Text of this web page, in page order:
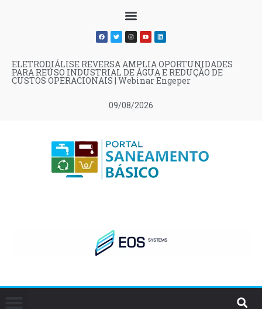
09/08/2026
ELETRODIÁLISE REVERSA AMPLIA OPORTUNIDADES
PARA REÚSO INDUSTRIAL DE ÁGUA E REDUÇÃO DE
CUSTOS OPERACIONAIS | Webinar Engeper